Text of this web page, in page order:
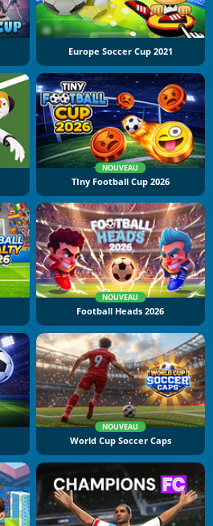
Europe Soccer Cup 2021
NOUVEAU
TIny Football Cup 2026
NOUVEAU
Football Heads 2026
NOUVEAU
World Cup Soccer Caps